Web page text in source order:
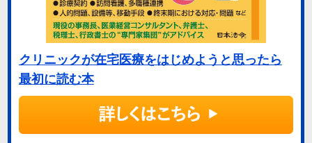
クリニックが在宅医療をはじめようと思ったら
最初に読む本